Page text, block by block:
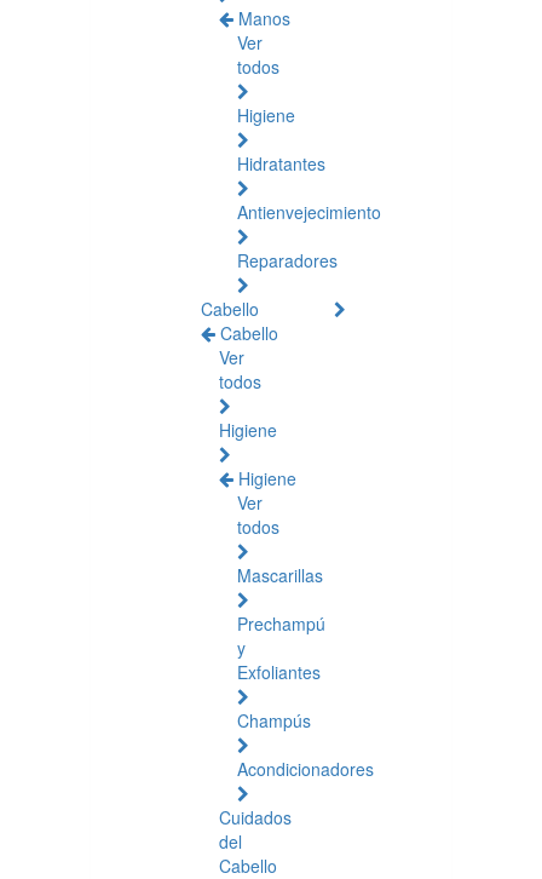
Manos
Ver
todos
Higiene
Hidratantes
Antienvejecimiento
Reparadores
Cabello
Cabello
Ver
todos
Higiene
Higiene
Ver
todos
Mascarillas
Prechampú
y
Exfoliantes
Champús
Acondicionadores
Cuidados
del
Cabello